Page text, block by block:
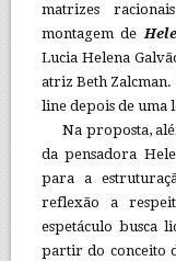
matrizes
montagem de
Lucia Helena
atriz Beth
line depois de uma
Na proposta,
da pensadora
para a
reflexão a
espetáculo busca
partir do conceito